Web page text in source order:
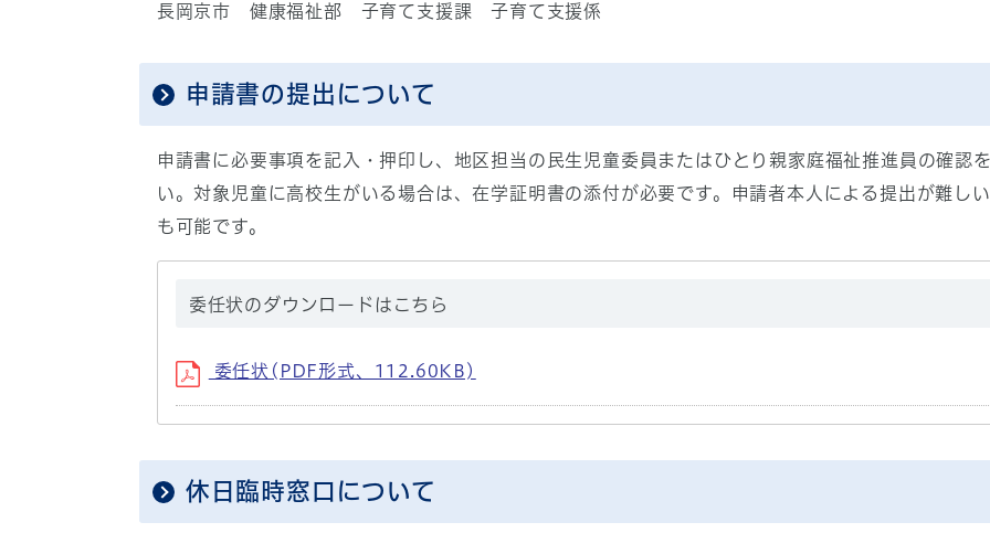
長岡京市 健康福祉部 子育て支援課 子育て支援係
申請書の提出について
申請書に必要事項を記入・押印し、地区担当の民生児童委員またはひとり親家庭福祉推進員の確認
い。対象児童に高校生がいる場合は、在学証明書の添付が必要です。申請者本人による提出が難し
も可能です。
委任状のダウンロードはこちら
委任状(PDF形式、112.60KB)
休日臨時窓口について